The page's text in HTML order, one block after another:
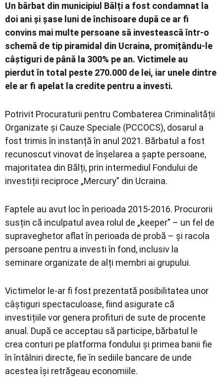
Un bărbat din municipiul Bălți a fost condamnat la
doi ani și șase luni de închisoare după ce ar fi
convins mai multe persoane să investească într-o
schemă de tip piramidal din Ucraina, promițându-le
câștiguri de până la 300% pe an. Victimele au
pierdut în total peste 270.000 de lei, iar unele dintre
ele ar fi apelat la credite pentru a investi.
Potrivit Procuraturii pentru Combaterea Criminalității
Organizate și Cauze Speciale (PCCOCS), dosarul a
fost trimis în instanță în anul 2021. Bărbatul a fost
recunoscut vinovat de înșelarea a șapte persoane,
majoritatea din Bălți, prin intermediul Fondului de
investiții reciproce „Mercury” din Ucraina.
Faptele au avut loc în perioada 2015-2016. Procurorii
susțin că inculpatul avea rolul de „keeper” – un fel de
supraveghetor aflat în perioada de probă – și racola
persoane pentru a investi în fond, inclusiv la
seminare organizate de alți membri ai grupului.
Victimelor le-ar fi fost prezentată posibilitatea unor
câștiguri spectaculoase, fiind asigurate că
investițiile vor genera profituri de sute de procente
anual. După ce acceptau să participe, bărbatul le
crea conturi pe platforma fondului și primea banii fie
în întâlniri directe, fie în sediile bancare de unde
acestea își retrăgeau economiile.